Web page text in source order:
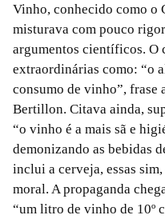
Vinho, conhecido como o
misturava com pouco
argumentos científicos. O
extraordinárias como: “o
consumo de vinho”, frase
Bertillon. Citava ainda,
“o vinho é a mais sã e
demonizando as bebidas
inclui a cerveja, essas
moral. A propaganda
“um litro de vinho de 10º